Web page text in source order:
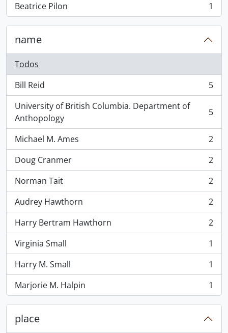
Beatrice Pilon
, 1 resultados 1
name
Todos
Bill Reid
, 5 resultados
5
University of British Columbia. Department of
Anthopology
, 5 resultados 5
Michael M. Ames
, 2 resultados
2
Doug Cranmer
, 2 resultados
2
Norman Tait
, 2 resultados
2
Audrey Hawthorn
, 2 resultados
2
Harry Bertram Hawthorn
, 2 resultados
2
Virginia Small
, 1 resultados
1
Harry M. Small
, 1 resultados
1
Marjorie M. Halpin
, 1 resultados 1
place